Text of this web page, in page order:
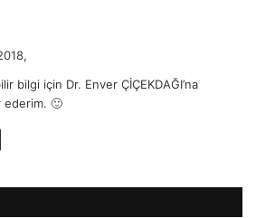
bilgi için Dr. Enver ÇİÇEKDAĞI’na
🙂